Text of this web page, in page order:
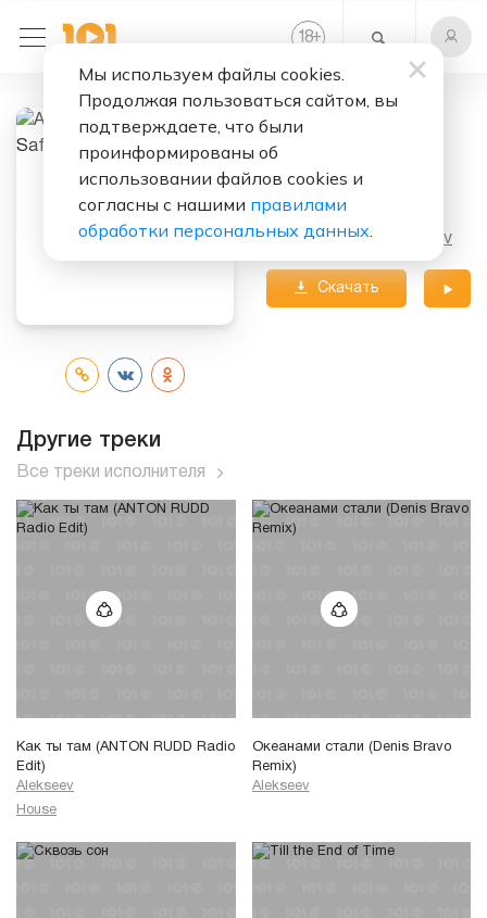
18+
Слушать бесплатно
Ревность (DJ
Исполнитель: Alekseev
Скачать
Другие треки
Все треки исполнителя
Как ты там (ANTON RUDD Radio
Edit)
Alekseev
House
Океанами стали (Denis Bravo
Remix)
Alekseev
Мы используем файлы cookies.
Продолжая пользоваться сайтом, вы
подтверждаете, что были
проинформированы об
использовании файлов cookies и
согласны с нашими правилами
обработки персональных данных.